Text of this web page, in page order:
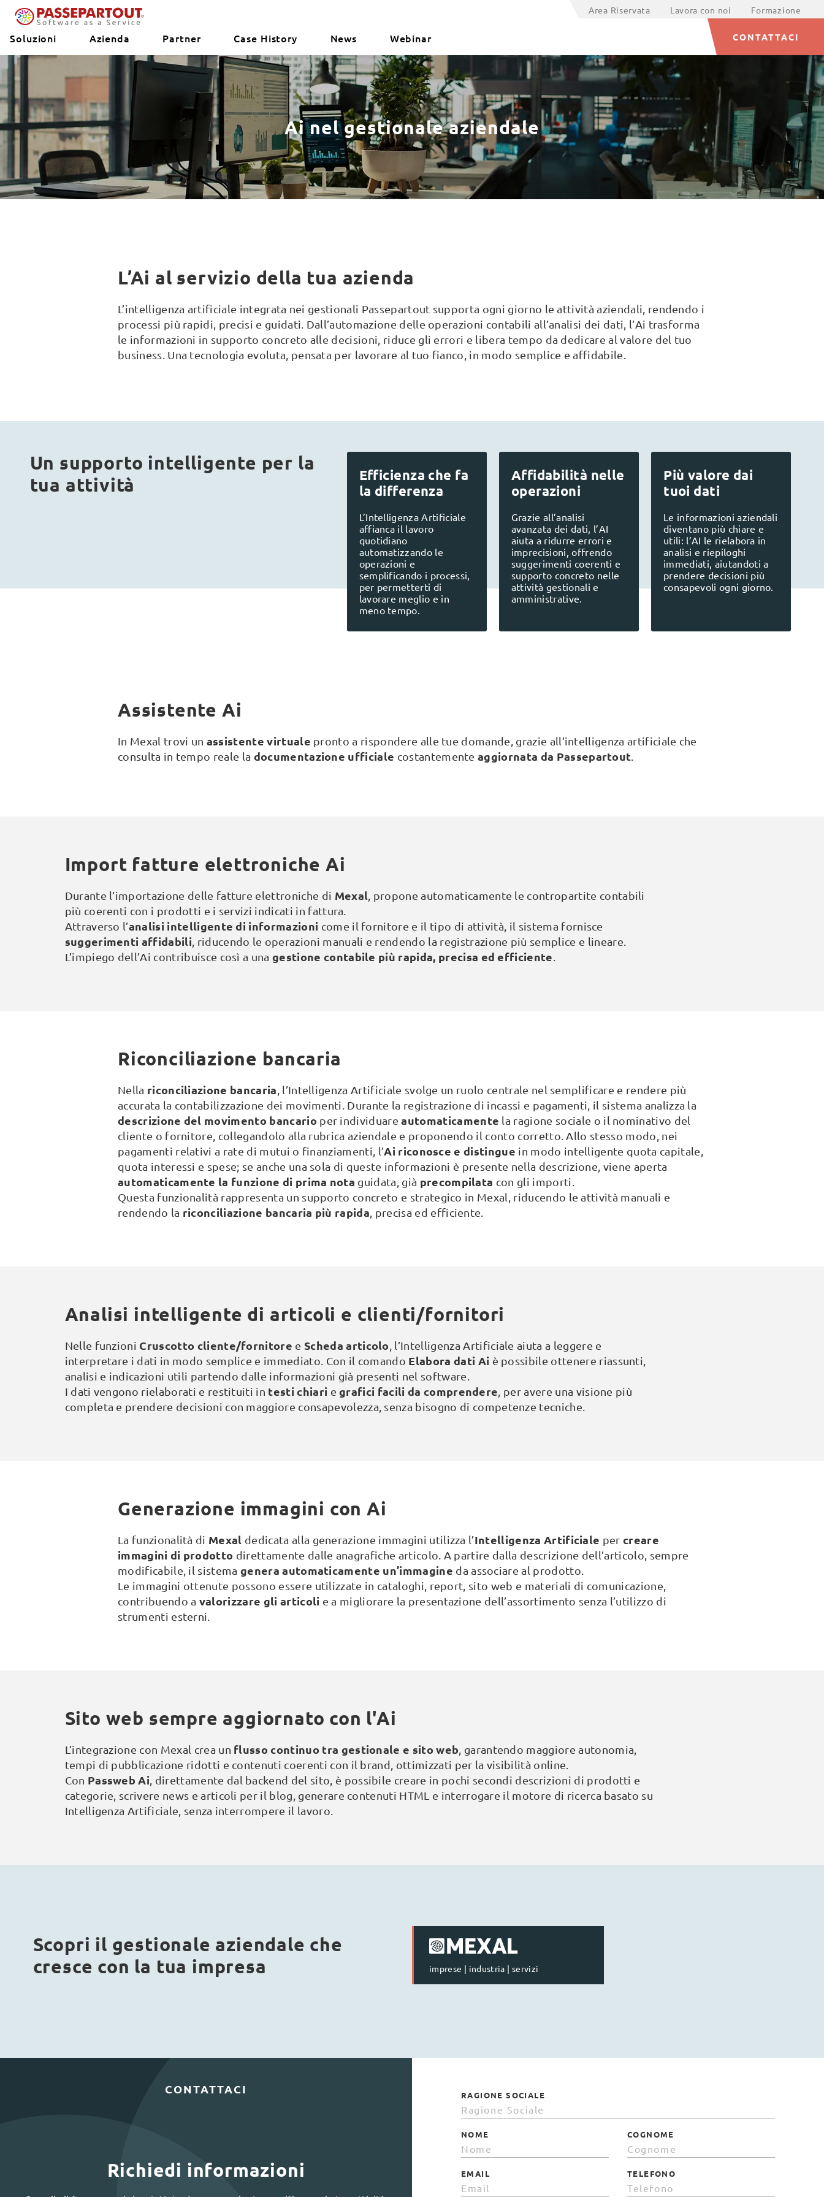
Soluzioni Azienda Partner Case History News Webinar
Area Riservata Lavora con noi Formazione
CONTATTACI
Ai nel gestionale aziendale
L’Ai al servizio della tua azienda
L’intelligenza artificiale integrata nei gestionali Passepartout supporta ogni giorno le attività aziendali, rendendo i
processi più rapidi, precisi e guidati. Dall’automazione delle operazioni contabili all’analisi dei dati, l’Ai trasforma
le informazioni in supporto concreto alle decisioni, riduce gli errori e libera tempo da dedicare al valore del tuo
business. Una tecnologia evoluta, pensata per lavorare al tuo fianco, in modo semplice e affidabile.
Un supporto intelligente per la
tua attività
Efficienza che fa
la differenza
L’Intelligenza Artificiale
affianca il lavoro
quotidiano
automatizzando le
operazioni e
semplificando i processi,
per permetterti di
lavorare meglio e in
meno tempo.
Affidabilità nelle
operazioni
Grazie all’analisi
avanzata dei dati, l’AI
aiuta a ridurre errori e
imprecisioni, offrendo
suggerimenti coerenti e
supporto concreto nelle
attività gestionali e
amministrative.
Più valore dai
tuoi dati
Le informazioni aziendali
diventano più chiare e
utili: l’AI le rielabora in
analisi e riepiloghi
immediati, aiutandoti a
prendere decisioni più
consapevoli ogni giorno.
Assistente Ai
In Mexal trovi un assistente virtuale pronto a rispondere alle tue domande, grazie all’intelligenza artificiale che
consulta in tempo reale la documentazione ufficiale costantementeaggiornata da Passepartout
Import fatture elettroniche Ai
Durante l’importazione delle fatture elettroniche di Mexal , propone automaticamente le contropartite contabili
più coerenti con i prodotti e i servizi indicati in fattura.
Attraverso l’analisi intelligente di informazioni come il fornitore e il tipo di attività, il sistema fornisce
suggerimenti affidabili, riducendo le operazioni manuali e rendendo la registrazione più semplice e lineare.
L’impiego dell’Ai contribuisce così a unagestione contabile più rapida, precisa ed efficiente
Riconciliazione bancaria
Nella riconciliazione bancaria , l’Intelligenza Artificiale svolge un ruolo centrale nel semplificare e rendere più
accurata la contabilizzazione dei movimenti. Durante la registrazione di incassi e pagamenti, il sistema analizza la
descrizione del movimento bancario per individuareautomaticamente la ragione sociale o il nominativo del
cliente o fornitore, collegandolo alla rubrica aziendale e proponendo il conto corretto. Allo stesso modo, nei
pagamenti relativi a rate di mutui o finanziamenti, l’Ai riconosce e distingue in modo intelligente quota capitale,
quota interessi e spese; se anche una sola di queste informazioni è presente nella descrizione, viene aperta
automaticamente la funzione di prima nota guidata, già precompilata con gli importi.
Questa funzionalità rappresenta un supporto concreto e strategico in Mexal, riducendo le attività manuali e
rendendo la riconciliazione bancaria più rapida , precisa ed efficiente.
Analisi intelligente di articoli e clienti/fornitori
Nelle funzioni Cruscotto cliente/fornitore e Scheda articolo , l’Intelligenza Artificiale aiuta a leggere e
interpretare i dati in modo semplice e immediato. Con il comando Elabora dati Ai è possibile ottenere riassunti,
analisi e indicazioni utili partendo dalle informazioni già presenti nel software.
I dati vengono rielaborati e restituiti in testi chiari egrafici facili da comprendere , per avere una visione più
completa e prendere decisioni con maggiore consapevolezza, senza bisogno di competenze tecniche.
Generazione immagini con Ai
La funzionalità di Mexal dedicata alla generazione immagini utilizza l’Intelligenza Artificiale percreare
immagini di prodotto direttamente dalle anagrafiche articolo. A partire dalla descrizione dell’articolo, sempre
modificabile, il sistemagenera automaticamente un’immagine da associare al prodotto.
Le immagini ottenute possono essere utilizzate in cataloghi, report, sito web e materiali di comunicazione,
contribuendo a valorizzare gli articoli e a migliorare la presentazione dell’assortimento senza l’utilizzo di
strumenti esterni.
Sito web sempre aggiornato con l'Ai
L’integrazione con Mexal crea un flusso continuo tra gestionale e sito web , garantendo maggiore autonomia,
tempi di pubblicazione ridotti e contenuti coerenti con il brand, ottimizzati per la visibilità online.
Con Passweb Ai , direttamente dal backend del sito, è possibile creare in pochi secondi descrizioni di prodotti e
categorie, scrivere news e articoli per il blog, generare contenuti HTML e interrogare il motore di ricerca basato su
Intelligenza Artificiale, senza interrompere il lavoro.
Scopri il gestionale aziendale che
cresce con la tua impresa
imprese | industria | servizi
CONTATTACI
Richiedi informazioni
RAGIONE SOCIALE
NOME COGNOME
EMAIL TELEFONO